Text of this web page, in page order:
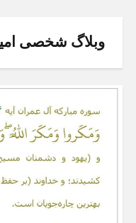
وبلاگ شخصی